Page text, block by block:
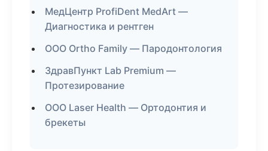
МедЦентр ProfiDent MedArt —
Диагностика и рентген
ООО Ortho Family — Пародонтология
ЗдравПункт Lab Premium —
Протезирование
ООО Laser Health — Ортодонтия и
брекеты